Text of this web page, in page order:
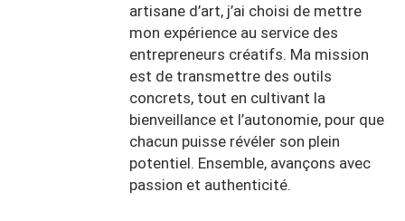
artisane d’art, j’ai choisi de mettre
mon expérience au service des
entrepreneurs créatifs. Ma mission
est de transmettre des outils
concrets, tout en cultivant la
bienveillance et l’autonomie, pour que
chacun puisse révéler son plein
potentiel. Ensemble, avançons avec
passion et authenticité.